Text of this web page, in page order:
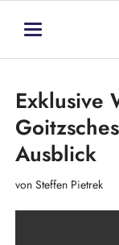
Exklusive
Ausblick
von Steffen Pietrek